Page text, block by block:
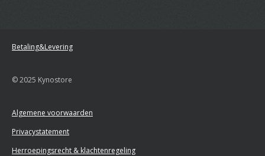
Betaling&Levering
© 2025 Kynostore
Algemene voorwaarden
Privacystatement
Herroepingsrecht & klachtenregeling